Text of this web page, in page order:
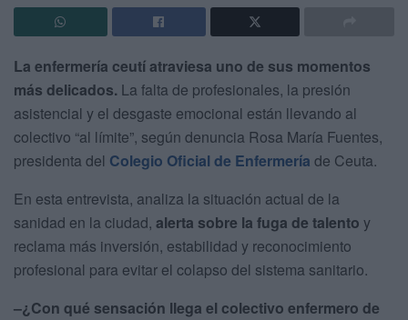
La enfermería ceutí atraviesa uno de sus momentos
más delicados. La falta de profesionales, la presión
asistencial y el desgaste emocional están llevando al
colectivo “al límite”, según denuncia Rosa María Fuentes,
presidenta del Colegio Oficial de Enfermería de Ceuta.
En esta entrevista, analiza la situación actual de la
sanidad en la ciudad, alerta sobre la fuga de talento y
reclama más inversión, estabilidad y reconocimiento
profesional para evitar el colapso del sistema sanitario.
–¿Con qué sensación llega el colectivo enfermero de